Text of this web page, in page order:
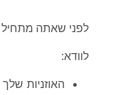
לפני שאתה מתחיל
לוודא:
האוזניות